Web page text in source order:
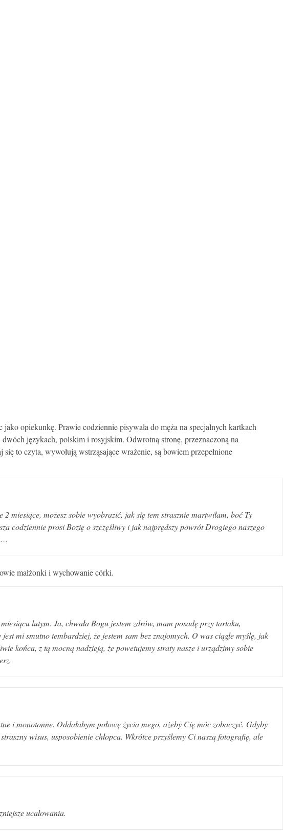
opiekunkę. Prawie codziennie pisywała do męża na specjalnych kartkach
językach, polskim i rosyjskim. Odwrotną stronę, przeznaczoną na
to czyta, wywołują wstrząsające wrażenie, są bowiem przepełnione
miesiące, możesz sobie wyobrazić, jak się tem strasznie martwiłam, boć Ty
codziennie prosi Bozię o szczęśliwy i jak najprędszy powrót Drogiego naszego
małżonki i wychowanie córki.
lutym. Ja, chwała Bogu jestem zdrów, mam posadę przy tartaku,
mi smutno tembardziej, że jestem sam bez znajomych. O was ciągle myślę, jak
końca, z tą mocną nadzieją, że powetujemy straty nasze i urządzimy sobie
i monotonne. Oddałabym połowę życia mego, ażeby Cię móc zobaczyć. Gdyby
wisus, usposobienie chłopca. Wkrótce przyślemy Ci naszą fotografię, ale
ucałowania.